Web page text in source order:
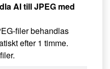
AI till JPEG med
filer behandlas
efter 1 timme.